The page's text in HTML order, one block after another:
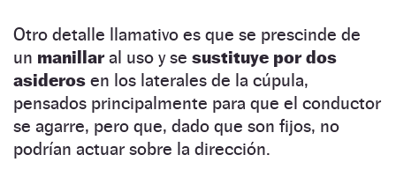
Otro detalle llamativo es que se prescinde de
un manillaral uso y se sustituye por dos
asideros en los laterales de la cúpula,
pensados principalmente para que el conductor
se agarre, pero que, dado que son fijos, no
podrían actuar sobre la dirección.